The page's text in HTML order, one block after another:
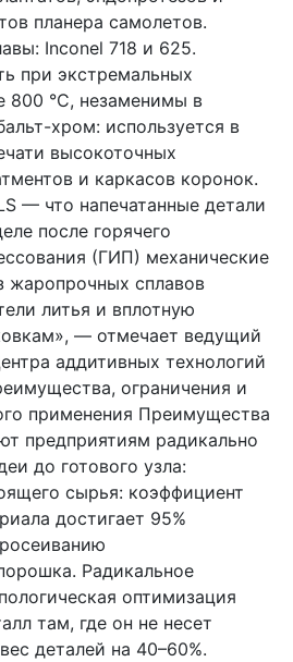
планера самолетов.
Inconel 718 и 625.
при экстремальных
800 °C, незаменимы в
хром: используется в
высокоточных
и каркасов коронок.
— что напечатанные детали
после горячего
(ГИП) механические
жаропрочных сплавов
литья и вплотную
— отмечает ведущий
аддитивных технологий
ограничения и
применения Преимущества
предприятиям радикально
до готового узла:
сырья: коэффициент
достигает 95%
Радикальное
оптимизация
там, где он не несет
деталей на 40–60%.